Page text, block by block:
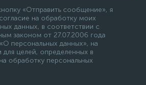
«Отправить сообщение», я
на обработку моих
данных, в соответствии с
законом от 27.07.2006 года
персональных данных», на
для целей, определенных в
обработку персональных